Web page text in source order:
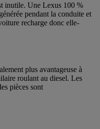
inutile. Une Lexus 100 %
pendant la conduite et
recharge donc elle-
plus avantageuse à
roulant au diesel. Les
pièces sont